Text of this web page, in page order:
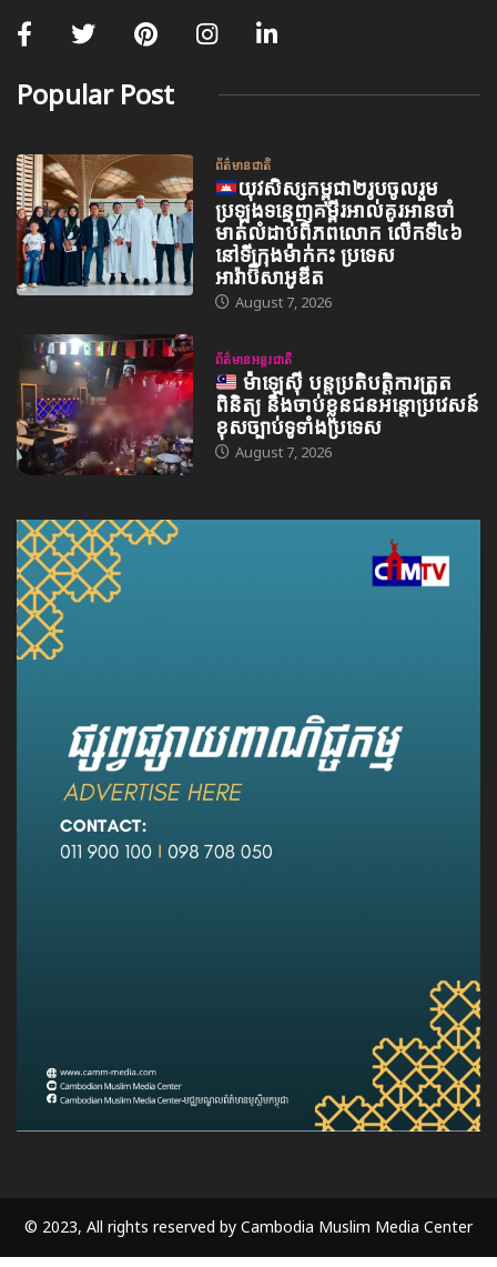
Popular Post
ព័ត៌មានជាតិ
យុវសិស្សកម្ពុជា២រូបចូលរួម
ប្រឡងទន្ទេញគម្ពីរអាល់គូរអានចាំ
មាត់លំដាប់ពិភពលោក លើកទី៤៦
នៅទីក្រុងម៉ាក់កះ ប្រទេស
អារ៉ាប៊ីសាអូឌីត
August 7, 2026
ព័ត៌មានអន្តរជាតិ
ម៉ាឡេស៊ី បន្តប្រតិបត្តិការត្រួត
ពិនិត្យ និងចាប់ខ្លួនជនអន្តោប្រវេសន៍
ខុសច្បាប់ទូទាំងប្រទេស
August 7, 2026
© 2023, All rights reserved by Cambodia Muslim Media Center